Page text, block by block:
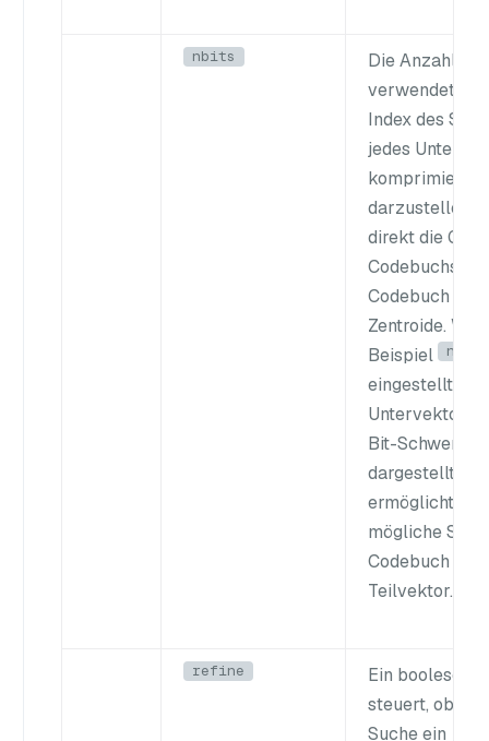
nbits
Die Anzahl
verwendet
Index des
jedes
komprimierter
darzustellen.
direkt die
Codebuchs.
Codebuch
Zentroide.
Beispiel
nbits
eingestellt ist,
Untervektor
Bit-
dargestellt.
ermöglicht
mögliche
Codebuch für
Teilvektor.
refine
Ein
steuert, ob
Suche ein